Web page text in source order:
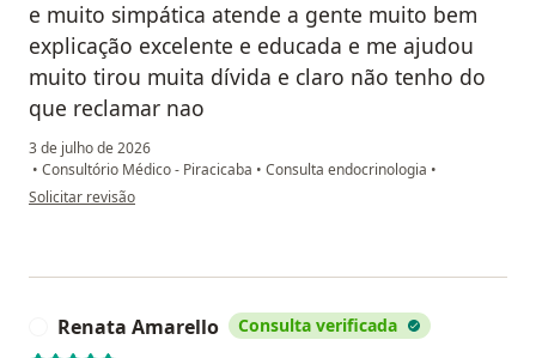
e muito simpática atende a gente muito bem
explicação excelente e educada e me ajudou
muito tirou muita dívida e claro não tenho do
que reclamar nao
3 de julho de 2026
• Consultório Médico - Piracicaba • Consulta endocrinologia •
na opinião do utilizador Suelen leticia da Silva
Solicitar revisão
Renata Amarello Consulta verificada